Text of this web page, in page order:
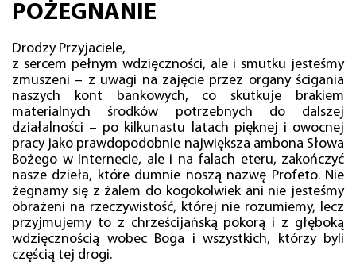
POŻEGNANIE
Drodzy Przyjaciele,
z sercem pełnym wdzięczności, ale i smutku jesteśmy
zmuszeni – z uwagi na zajęcie przez organy ścigania
naszych kont bankowych, co skutkuje brakiem
materialnych środków potrzebnych do dalszej
działalności – po kilkunastu latach pięknej i owocnej
pracy jako prawdopodobnie największa ambona Słowa
Bożego w Internecie, ale i na falach eteru, zakończyć
nasze dzieła, które dumnie noszą nazwę Profeto. Nie
żegnamy się z żalem do kogokolwiek ani nie jesteśmy
obrażeni na rzeczywistość, której nie rozumiemy, lecz
przyjmujemy to z chrześcijańską pokorą i z głęboką
wdzięcznością wobec Boga i wszystkich, którzy byli
częścią tej drogi.